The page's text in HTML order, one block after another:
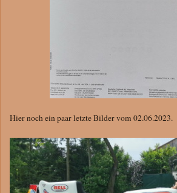
Hier noch ein paar letzte Bilder vom 02.06.2023.